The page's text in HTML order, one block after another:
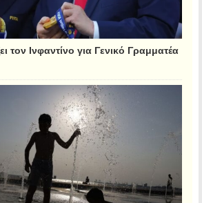
τον Ινφαντίνο για Γενικό Γραμματέα